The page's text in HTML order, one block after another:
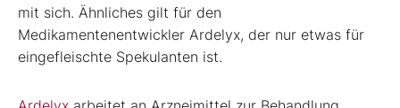
mit sich. Ähnliches gilt für den
Medikamentenentwickler Ardelyx, der nur etwas für
eingefleischte Spekulanten ist.